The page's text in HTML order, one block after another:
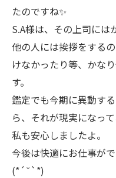
たのですね✨
S.A様は、その上司には
他の人には挨拶をする
けなかったり等、かな
す。
鑑定でも今期に異動す
ら、それが現実になっ
私も安心しましたよ。
今後は快適にお仕事が
(*´˘`*)